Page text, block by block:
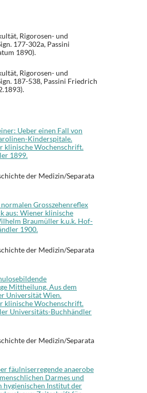
Rigorosen- und
177-302a, Passini
1890).
Rigorosen- und
187-538, Passini Friedrich
Ueber einen Fall von
Kinderspitale.
klinische Wochenschrift.
1899.
der Medizin/Separata
Grosszehenreflex
aus: Wiener klinische
Braumüller k.u.k. Hof-
1900.
der Medizin/Separata
Mittheilung. Aus dem
Universität Wien.
klinische Wochenschrift.
Universitäts-Buchhändler
der Medizin/Separata
fäulniserregende anaerobe
Darmes und
hygienischen Institut der